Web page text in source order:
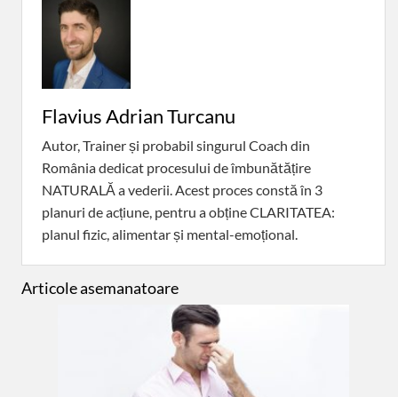
Flavius Adrian Turcanu
Autor, Trainer și probabil singurul Coach din
România dedicat procesului de îmbunătățire
NATURALĂ a vederii. Acest proces constă în 3
planuri de acțiune, pentru a obține CLARITATEA:
planul fizic, alimentar și mental-emoțional.
Articole asemanatoare